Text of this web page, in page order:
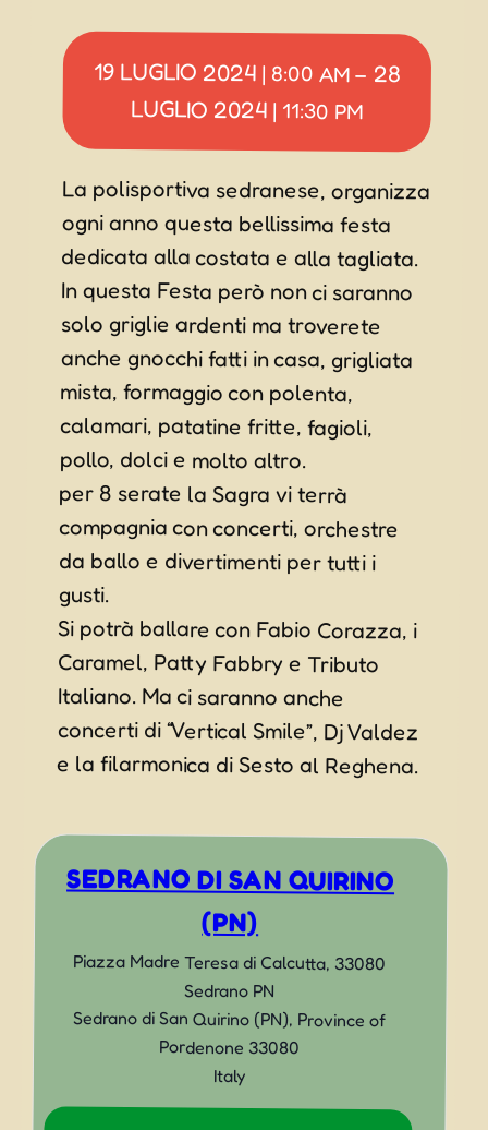
19 LUGLIO 2024 | 8:00 AM– 28
LUGLIO 2024 | 11:30 PM
La polisportiva sedranese, organizza
ogni anno questa bellissima festa
dedicata alla costata e alla tagliata.
In questa Festa però non ci saranno
solo griglie ardenti ma troverete
anche gnocchi fatti in casa, grigliata
mista, formaggio con polenta,
calamari, patatine fritte, fagioli,
pollo, dolci e molto altro.
per 8 serate la Sagra vi terrà
compagnia con concerti, orchestre
da ballo e divertimenti per tutti i
gusti.
Si potrà ballare con Fabio Corazza, i
Caramel, Patty Fabbry e Tributo
Italiano. Ma ci saranno anche
concerti di “Vertical Smile”, Dj Valdez
e la filarmonica di Sesto al Reghena.
SEDRANO DI SAN QUIRINO
(PN)
Piazza Madre Teresa di Calcutta, 33080
Sedrano PN
Sedrano di San Quirino (PN), Province of
Pordenone 33080
Italy